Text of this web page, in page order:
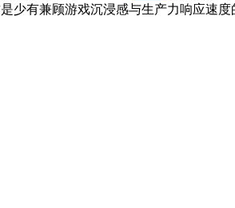
少有兼顾游戏沉浸感与生产力响应速度